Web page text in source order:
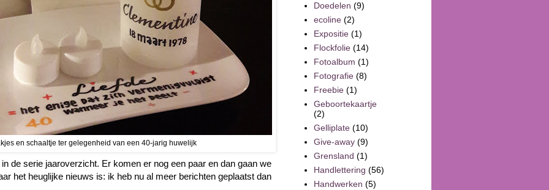
en schaaltje ter gelegenheid van een 40-jarig huwelijk
de serie jaaroverzicht. Er komen er nog een paar en dan gaan we
het heuglijke nieuws is: ik heb nu al meer berichten geplaatst dan
Doedelen (9)
ecoline (2)
Expositie (1)
Flockfolie (14)
Fotoalbum (1)
Fotografie (8)
Freebie (1)
Geboortekaartje
(2)
Gelliplate (10)
Give-away (9)
Grensland (1)
Handlettering (56)
Handwerken (5)